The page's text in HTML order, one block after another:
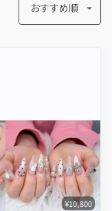
おすすめ順
¥10,800